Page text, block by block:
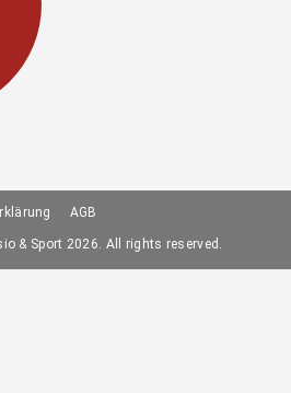
& Sport 2026. All rights reserved.
AGB